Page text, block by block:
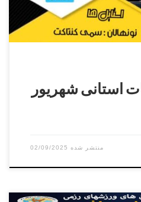
استانی شهریور
02/09/2025